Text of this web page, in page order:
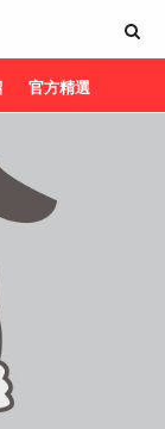
官方精選